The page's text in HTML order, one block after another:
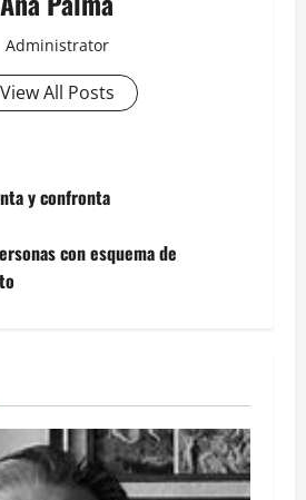
Administrator
View All Posts
y confronta
con esquema de